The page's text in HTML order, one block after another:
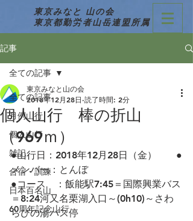
東京みなと 山の会
東京都勤労者山岳連盟所属
記事
全ての記事
月例山行
個人山行
雑記
合宿・訓練
日本百名山
60周年記念山行
全ての記事
個人山行 棒の折山
（969ｍ）
東京みなと山の会
2018年12月28日 読了時間: 2分
●山行日：2018年12月28日（金）　　●
メンバー：とんぼ
●コース　：飯能駅7:45＝国際興業バス
＝8:24河又名栗湖入口～(0h10)～さわ
らびの湯バス停